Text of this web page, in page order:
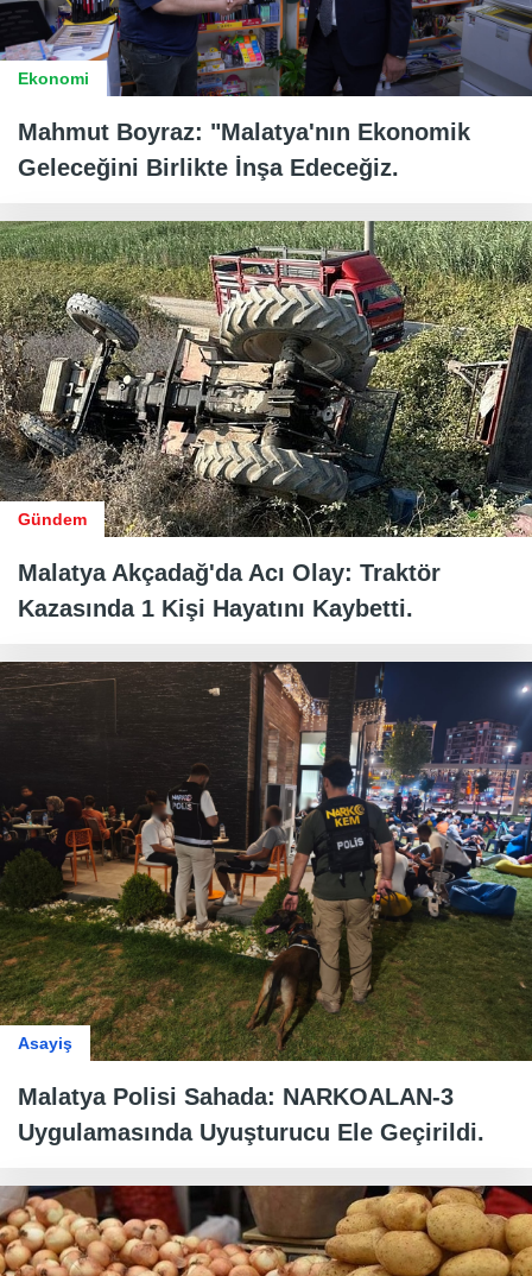
Ekonomi
Mahmut Boyraz: "Malatya'nın Ekonomik
Geleceğini Birlikte İnşa Edeceğiz.
Gündem
Malatya Akçadağ'da Acı Olay: Traktör
Kazasında 1 Kişi Hayatını Kaybetti.
Asayiş
Malatya Polisi Sahada: NARKOALAN-3
Uygulamasında Uyuşturucu Ele Geçirildi.